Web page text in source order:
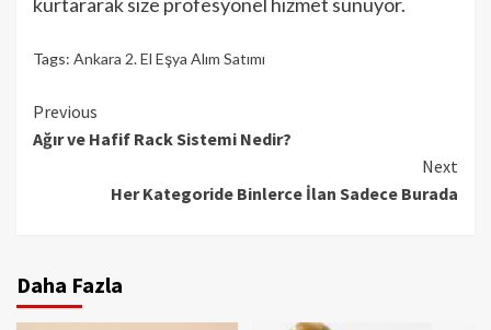
Tags: Ankara 2. El Eşya Alım Satımı
Continue
Reading
Previous
Ağır ve Hafif Rack Sistemi Nedir?
Next
Her Kategoride Binlerce İlan Sadece Burada
Daha Fazla